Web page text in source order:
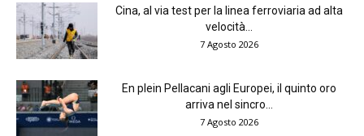
Cina, al via test per la linea ferroviaria ad alta
velocità...
7 Agosto 2026
En plein Pellacani agli Europei, il quinto oro
arriva nel sincro...
7 Agosto 2026